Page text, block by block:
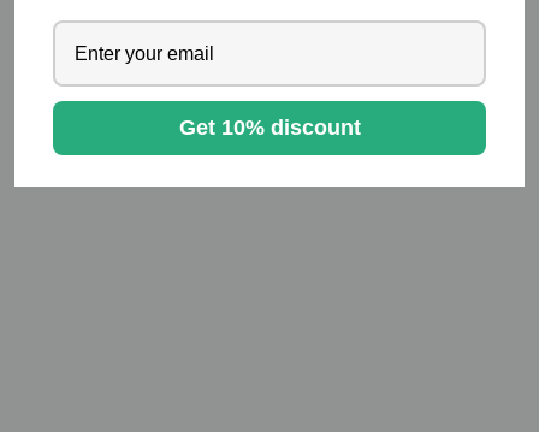
Get 10% discount